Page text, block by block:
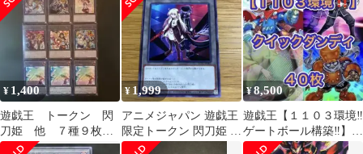
¥ 1,400
遊戯王 トークン 閃
刀姫 他 ７種９枚セ
ット
¥ 1,999
アニメジャパン 遊戯王
限定トークン 閃刀姫 レ
イ ロゼ AnimeJapan
¥8,500
遊戯王【１１０３環境‼️
ゲートボール構築‼️】ク
イックダンディデッキ